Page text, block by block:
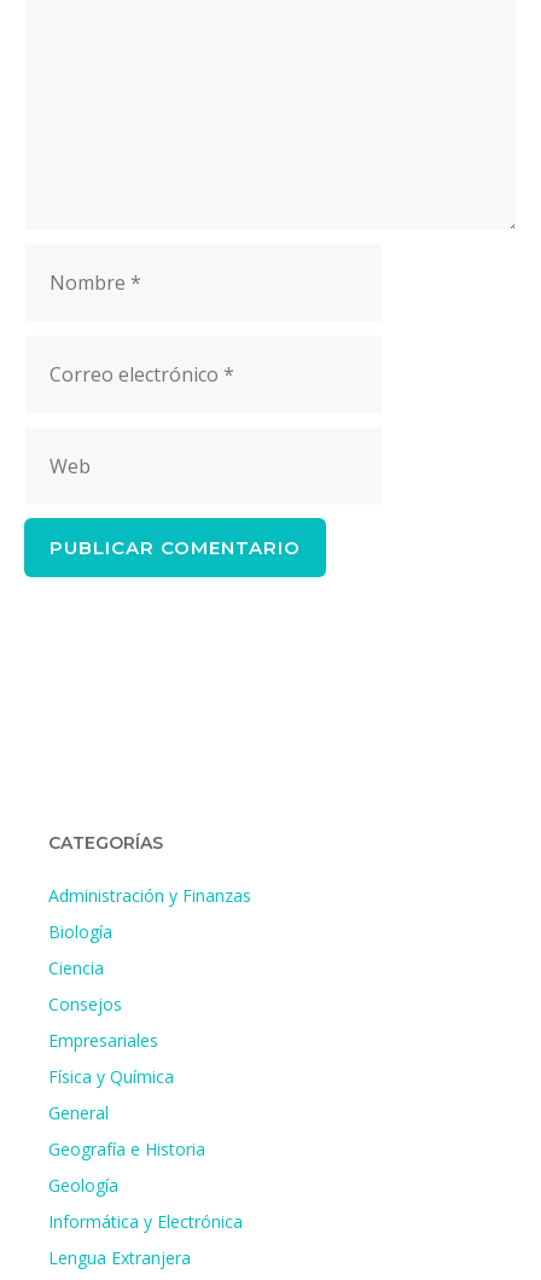
electrónico
CATEGORÍAS
Administración y Finanzas
Biología
Ciencia
Consejos
Empresariales
Física y Química
General
Geografía e Historia
Geología
Informática y Electrónica
Lengua Extranjera